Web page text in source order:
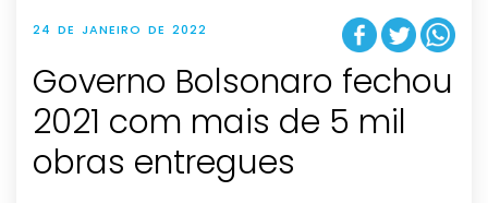
24 DE JANEIRO DE 2022
Governo Bolsonaro fechou
2021 com mais de 5 mil
obras entregues